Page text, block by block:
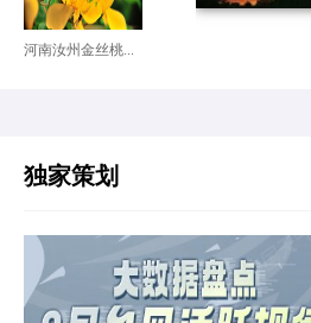
河南汝州金丝桃...
独家策划